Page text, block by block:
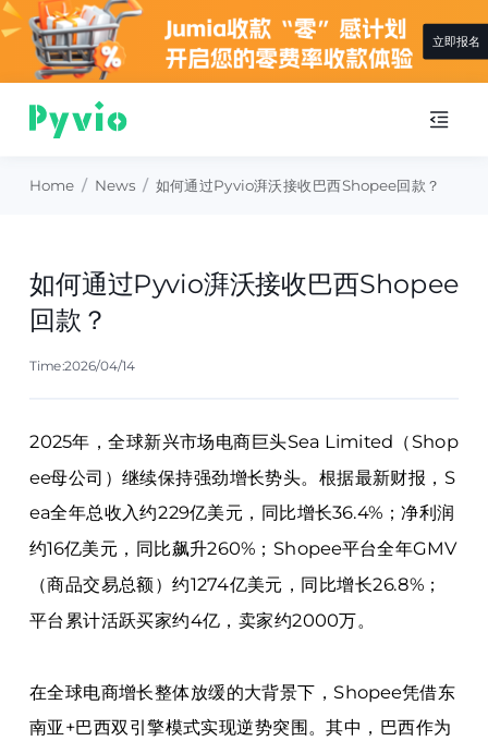
立即报名
Home / News / 如何通过Pyvio湃沃接收巴西Shopee回款？
如何通过Pyvio湃沃接收巴西Shopee
回款？
Time:2026/04/14
2025年，全球新兴市场电商巨头Sea Limited（Shop
ee母公司）继续保持强劲增长势头。根据最新财报，S
ea全年总收入约229亿美元，同比增长36.4%；净利润
约16亿美元，同比飙升260%；Shopee平台全年GMV
（商品交易总额）约1274亿美元，同比增长26.8%；
平台累计活跃买家约4亿，卖家约2000万。
在全球电商增长整体放缓的大背景下，Shopee凭借东
南亚+巴西双引擎模式实现逆势突围。其中，巴西作为